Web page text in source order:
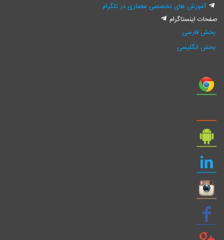
آموزش های تخصصی معماری در تلگرام
صفحات اینستاگرام
بخش فارسی
بخش انگلیسی